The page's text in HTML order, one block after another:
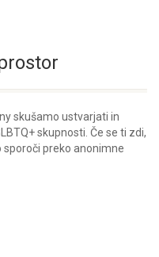
skušamo ustvarjati in
skupnosti. Če se ti zdi,
preko anonimne